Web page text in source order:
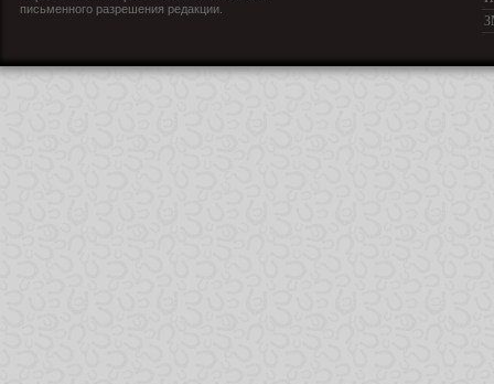
письменного разрешения редакции.